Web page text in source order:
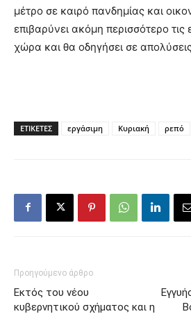
μέτρο σε καιρό πανδημίας και
επιβαρύνει ακόμη περισσότερο τις
χώρα και θα οδηγήσει σε
ΕΤΙΚΕΤΕΣ εργάσιμη Κυριακή ρεπό
Προηγούμενο άρθρο
Εκτός του νέου
κυβερνητικού σχήματος και η